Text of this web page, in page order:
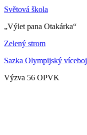
Světová škola
„Výlet pana Otakárka“
Zelený strom
Sazka Olympijský víceboj
Výzva 56 OPVK